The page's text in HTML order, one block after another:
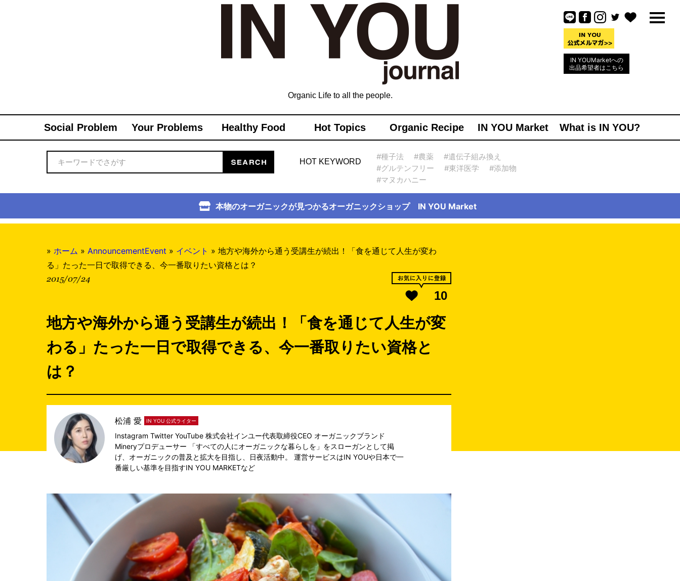
IN YOUMarketへの
出品希望者はこちら
Organic Life to all the people.
Social Problem Your Problems Healthy Food Hot Topics Organic Recipe IN YOU Market What is IN YOU?
HOT KEYWORD
#種子法 #農薬
#遺伝子組み換え
#グルテンフリー
#東洋医学
#添加物
#マヌカハニー
本物のオーガニックが見つかるオーガニックショップ IN YOU Market
» ホーム » AnnouncementEvent » イベント » 地方や海外から通う受講生が続出！「食を通じて人生が変わ
る」たった一日で取得できる、今一番取りたい資格とは？
2015/07/24
10
地方や海外から通う受講生が続出！「食を通じて人生が変
わる」たった一日で取得できる、今一番取りたい資格と
は？
松浦 愛 IN YOU 公式ライター
Instagram Twitter YouTube 株式会社インユー代表取締役CEO オーガニックブランド
Mineryプロデューサー 「すべての人にオーガニックな暮らしを」をスローガンとして掲
げ、オーガニックの普及と拡大を目指し、日夜活動中。 運営サービスはIN YOUや日本で一
番厳しい基準を目指すIN YOU MARKETなど